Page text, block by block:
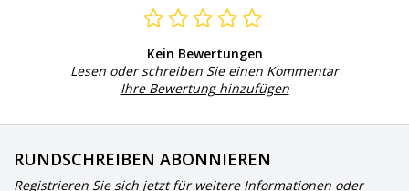
Kein Bewertungen
Lesen oder schreiben Sie einen Kommentar
Ihre Bewertung hinzufügen
RUNDSCHREIBEN ABONNIEREN
Registrieren Sie sich jetzt für weitere Informationen oder